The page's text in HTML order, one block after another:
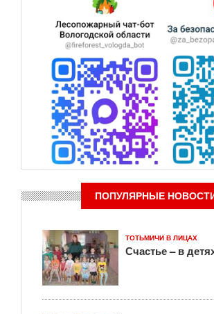
ПОПУЛЯРНЫЕ
ТОТЬМИЧИ В ЛИЦАХ
Счастье – в